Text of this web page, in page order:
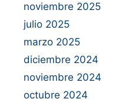
noviembre 2025
julio 2025
marzo 2025
diciembre 2024
noviembre 2024
octubre 2024